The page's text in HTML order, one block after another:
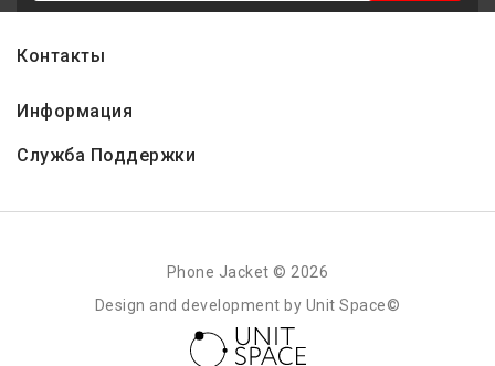
Контакты
Информация
Служба Поддержки
Phone Jacket © 2026
Design and development by Unit Space©